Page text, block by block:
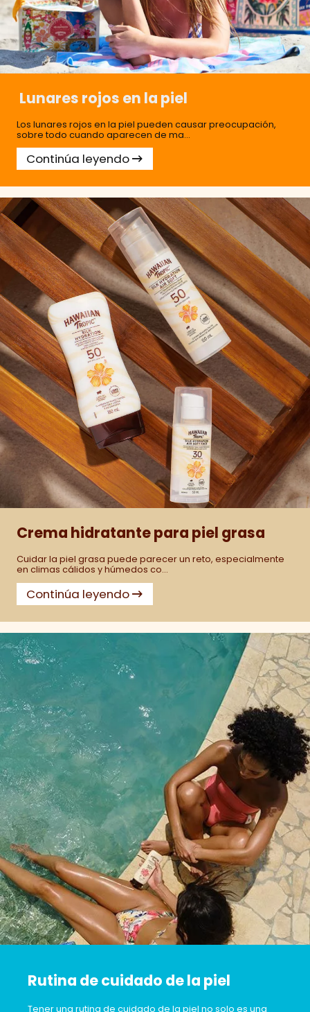
Lunares rojos en la piel
Los lunares rojos en la piel pueden causar preocupación,
sobre todo cuando aparecen de ma...
Continúa leyendo
Crema hidratante para piel grasa
Cuidar la piel grasa puede parecer un reto, especialmente
en climas cálidos y húmedos co...
Continúa leyendo
Rutina de cuidado de la piel
Tener una rutina de cuidado de la piel no solo es una